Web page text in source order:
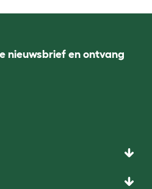
nieuwsbrief en ontvang